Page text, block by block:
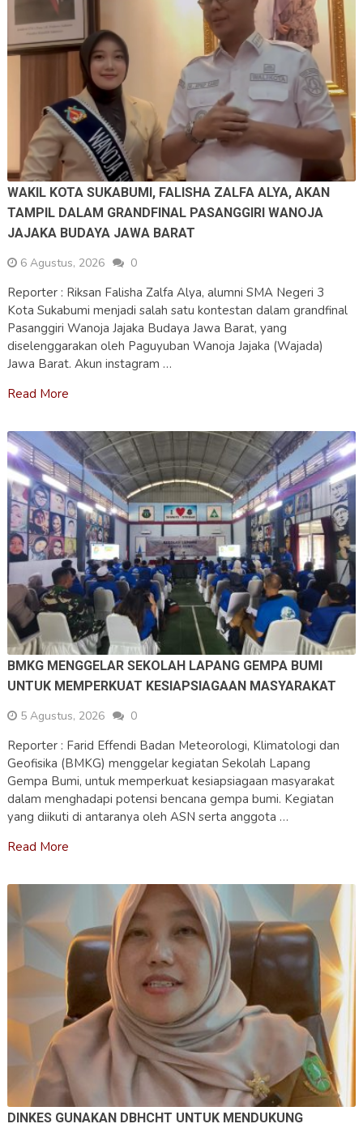
WAKIL KOTA SUKABUMI, FALISHA ZALFA ALYA, AKAN
TAMPIL DALAM GRANDFINAL PASANGGIRI WANOJA
JAJAKA BUDAYA JAWA BARAT
6 Agustus, 2026
0
Reporter : Riksan Falisha Zalfa Alya, alumni SMA Negeri 3
Kota Sukabumi menjadi salah satu kontestan dalam grandfinal
Pasanggiri Wanoja Jajaka Budaya Jawa Barat, yang
diselenggarakan oleh Paguyuban Wanoja Jajaka (Wajada)
Jawa Barat. Akun instagram …
Read More
BMKG MENGGELAR SEKOLAH LAPANG GEMPA BUMI
UNTUK MEMPERKUAT KESIAPSIAGAAN MASYARAKAT
5 Agustus, 2026
0
Reporter : Farid Effendi Badan Meteorologi, Klimatologi dan
Geofisika (BMKG) menggelar kegiatan Sekolah Lapang
Gempa Bumi, untuk memperkuat kesiapsiagaan masyarakat
dalam menghadapi potensi bencana gempa bumi. Kegiatan
yang diikuti di antaranya oleh ASN serta anggota …
Read More
DINKES GUNAKAN DBHCHT UNTUK MENDUKUNG